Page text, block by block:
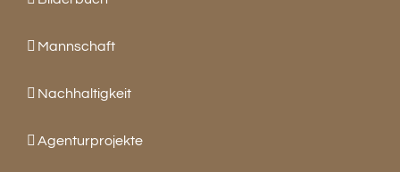
Mannschaft
Nachhaltigkeit
Agenturprojekte